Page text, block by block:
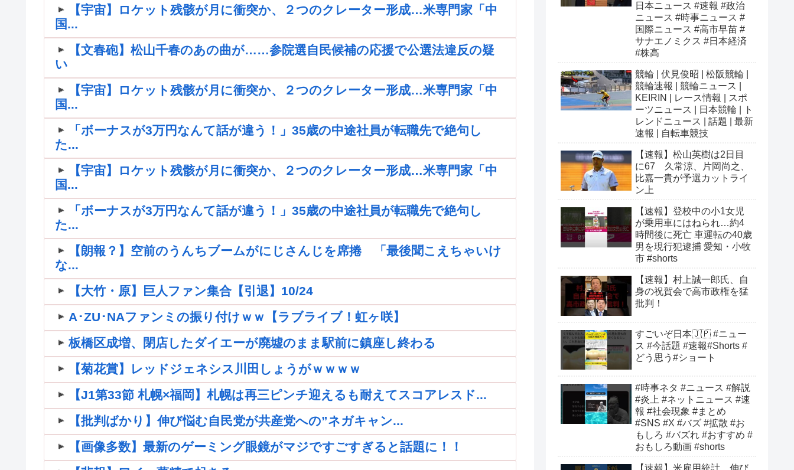
【宇宙】ロケット残骸が月に衝突か、２つのクレーター形成…米専門家「中
国...
【文春砲】松山千春のあの曲が……参院選自民候補の応援で公選法違反の疑
い
【宇宙】ロケット残骸が月に衝突か、２つのクレーター形成…米専門家「中
国...
「ボーナスが3万円なんて話が違う！」35歳の中途社員が転職先で絶句し
た...
【宇宙】ロケット残骸が月に衝突か、２つのクレーター形成…米専門家「中
国...
「ボーナスが3万円なんて話が違う！」35歳の中途社員が転職先で絶句し
た...
【朗報？】空前のうんちブームがにじさんじを席捲 「最後聞こえちゃいけ
な...
【大竹・原】巨人ファン集合【引退】10/24
A･ZU･NAファンミの振り付けｗｗ【ラブライブ！虹ヶ咲】
板橋区成増、閉店したダイエーが廃墟のまま駅前に鎮座し終わる
【菊花賞】レッドジェネシス川田しょうがｗｗｗｗ
【J1第33節 札幌×福岡】札幌は再三ピンチ迎えるも耐えてスコアレスド...
【批判ばかり】伸び悩む自民党が共産党への”ネガキャン...
【画像多数】最新のゲーミング眼鏡がマジですごすぎると話題に！！
日本ニュース #速報 #政治
ニュース #時事ニュース #
国際ニュース #高市早苗 #
サナエノミクス #日本経済
#株高
競輪 | 伏見俊昭 | 松阪競輪 |
競輪速報 | 競輪ニュース |
KEIRIN | レース情報 | スポ
ーツニュース | 日本競輪 | ト
レンドニュース | 話題 | 最新
速報 | 自転車競技
【速報】松山英樹は2日目
に67 久常涼、片岡尚之、
比嘉一貴が予選カットライ
ン上
【速報】登校中の小1女児
が乗用車にはねられ…約4
時間後に死亡 車運転の40歳
男を現行犯逮捕 愛知・小牧
市 #shorts
【速報】村上誠一郎氏、自
身の祝賀会で高市政権を猛
批判！
すごいぞ日本🇯🇵 #ニュー
ス #今話題 #速報#Shorts #
どう思う#ショート
#時事ネタ #ニュース #解説
#炎上 #ネットニュース #速
報 #社会現象 #まとめ
#SNS #X #バズ #拡散 #お
もしろ #バズれ #おすすめ #
おもしろ動画 #shorts